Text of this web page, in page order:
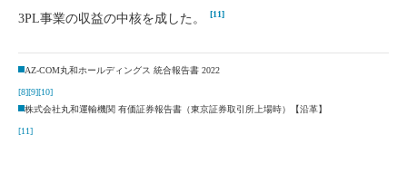
3PL事業の収益の中核を成した。
[11]
AZ-COM丸和ホールディングス 統合報告書 2022
[8][9][10]
株式会社丸和運輸機関 有価証券報告書（東京証券取引所上場時）【沿革】
[11]